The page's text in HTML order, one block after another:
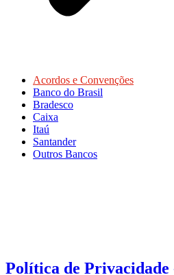
Acordos e Convenções
Banco do Brasil
Bradesco
Caixa
Itaú
Santander
Outros Bancos
Política de